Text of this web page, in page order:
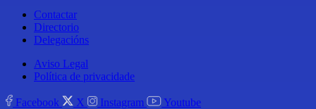
Contactar
Directorio
Delegacións
Aviso Legal
Política de privacidade
Facebook X Instagram Youtube